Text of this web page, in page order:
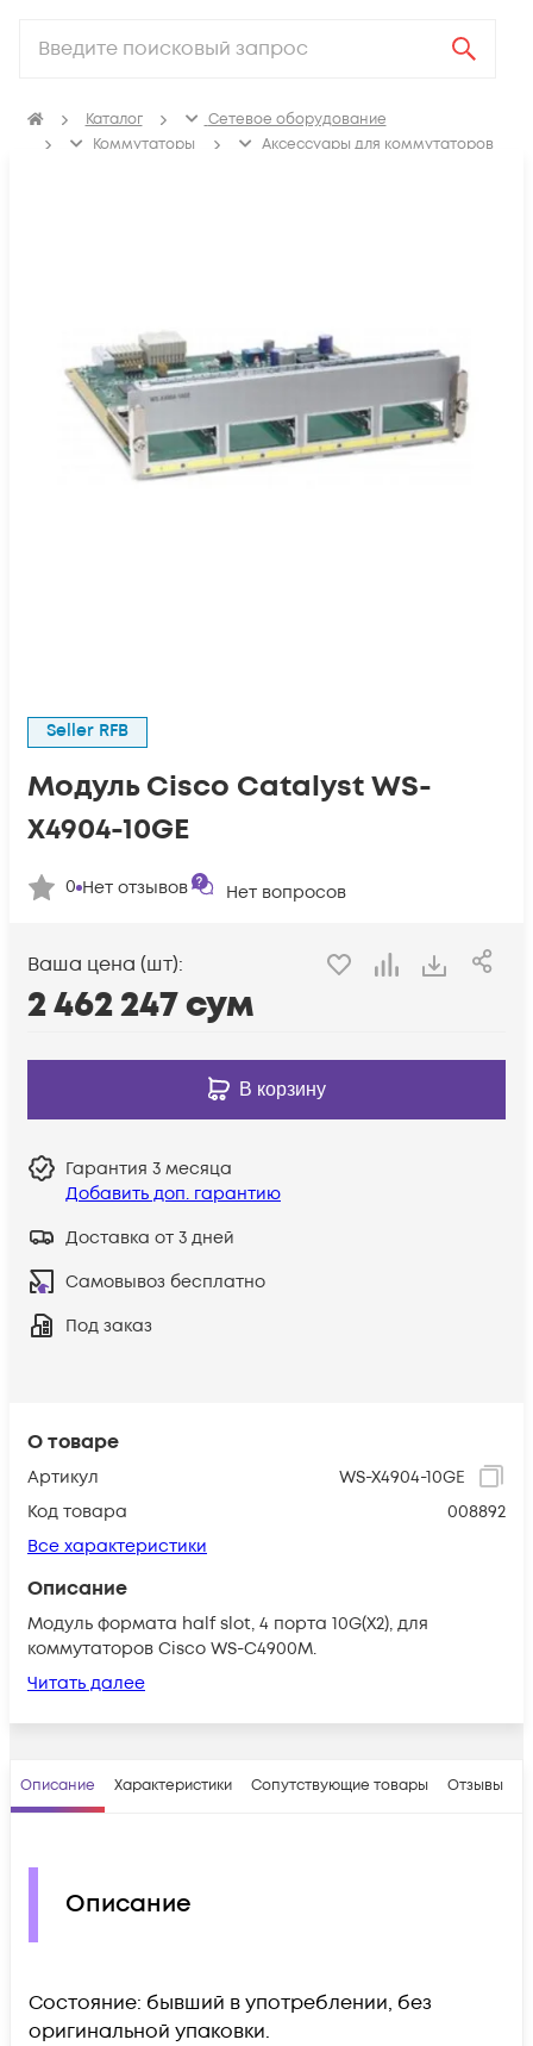
Каталог
Сетевое оборудование
Коммутаторы
Аксессуары для коммутаторов
О товаре
Артикул
WS-X4904-10GE
Код товара
008892
Все характеристики
Описание
Модуль формата half slot, 4 порта 10G(X2), для
коммутаторов Cisco WS-C4900M.
Читать далее
Seller RFB
Модуль Cisco Catalyst WS-
X4904-10GE
0 Нет отзывов Нет вопросов
Ваша цена (шт):
2 462 247сум
В корзину
Гарантия 3 месяца
Добавить доп. гарантию
Доставка от 3 дней
Самовывоз бесплатно
Под заказ
Описание Характеристики Сопутствующие товары Отзывы
Описание
Состояние: бывший в употреблении, без
оригинальной упаковки.